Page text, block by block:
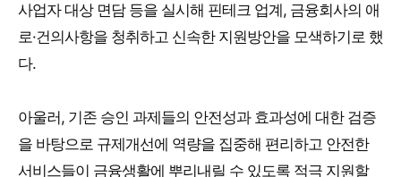
사업자 대상 면담 등을 실시해 핀테크 업계, 금융회사의 애
로·건의사항을 청취하고 신속한 지원방안을 모색하기로 했
다.
아울러, 기존 승인 과제들의 안전성과 효과성에 대한 검증
을 바탕으로 규제개선에 역량을 집중해 편리하고 안전한
서비스들이 금융생활에 뿌리내릴 수 있도록 적극 지원할